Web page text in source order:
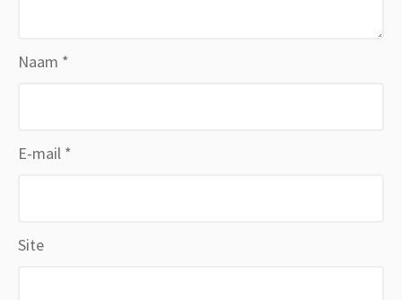
Naam *
E-mail *
Site